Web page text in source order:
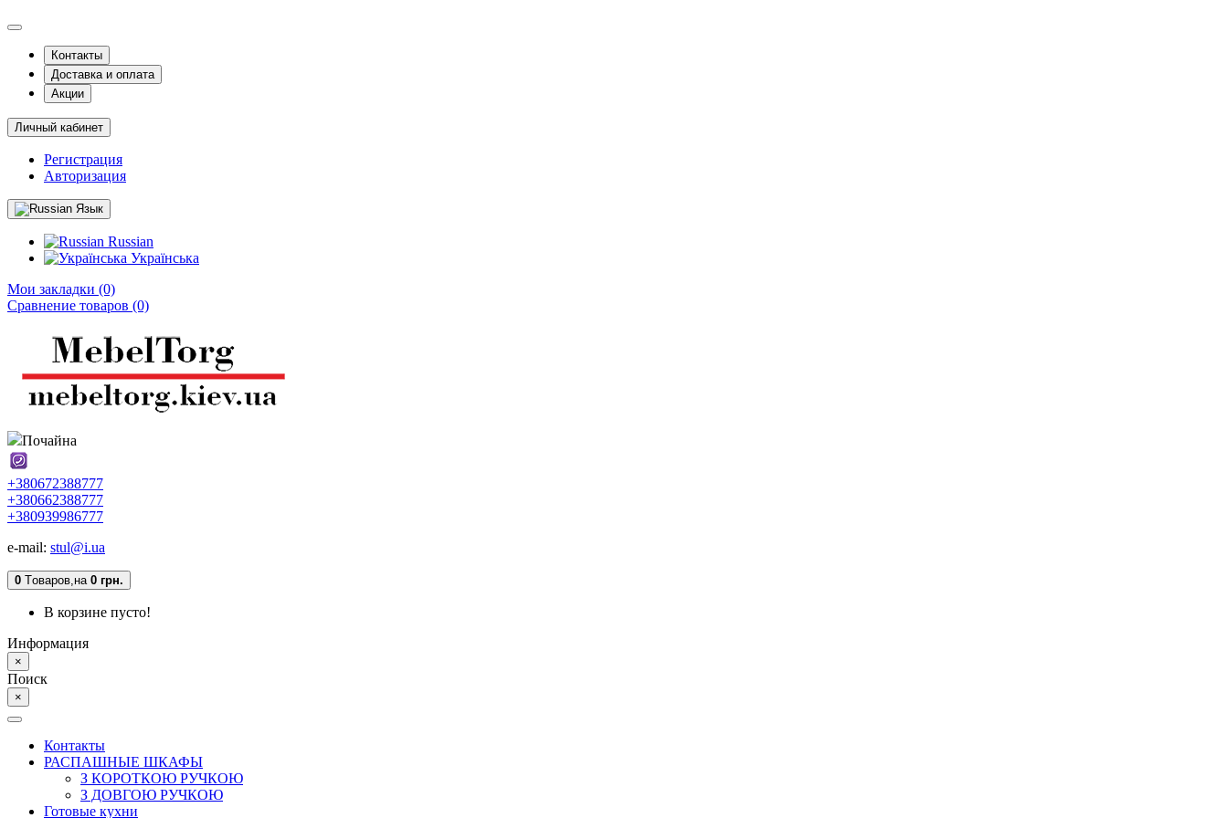
Контакты
Доставка и оплата
Акции
Личный кабинет
Регистрация
Авторизация
Язык
Russian
Українська
Мои закладки (0)
Сравнение товаров (0)
Почайна
+380672388777
+380662388777
+380939986777
e-mail: stul@i.ua
0 Tоваров,на 0 грн.
В корзине пусто!
Информация
×
Поиск
×
Контакты
РАСПАШНЫЕ ШКАФЫ
З КОРОТКОЮ РУЧКОЮ
З ДОВГОЮ РУЧКОЮ
Готовые кухни